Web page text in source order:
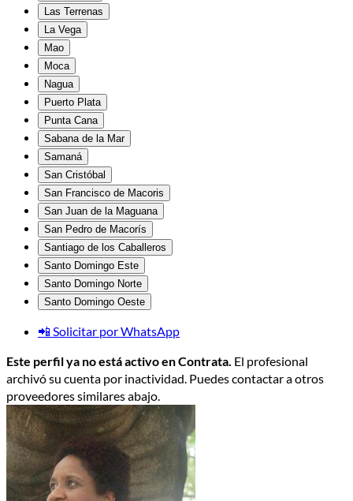
Las Terrenas
La Vega
Mao
Moca
Nagua
Puerto Plata
Punta Cana
Sabana de la Mar
Samaná
San Cristóbal
San Francisco de Macoris
San Juan de la Maguana
San Pedro de Macorís
Santiago de los Caballeros
Santo Domingo Este
Santo Domingo Norte
Santo Domingo Oeste
📲 Solicitar por WhatsApp
Este perfil ya no está activo en Contrata. El profesional
archivó su cuenta por inactividad. Puedes contactar a otros
proveedores similares abajo.